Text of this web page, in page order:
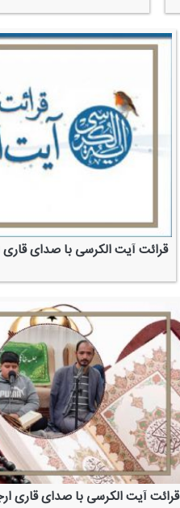
قرائت آیت الكرسی با صدای
قرائت آیت الكرسی با صدای قاری